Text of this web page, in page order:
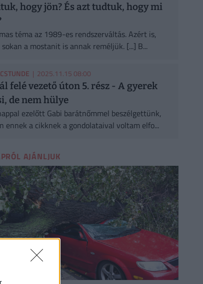
hogy jön? És azt tudtuk, hogy mi
téma az 1989-es rendszerváltás. Azért is,
a mostanit is annak reméljük. [...] B...
| 2025.11.15 08:00
felé vezető úton 5. rész - A gyerek
de nem hülye
ezelőtt Gabi barátnőmmel beszélgettünk,
ennek a cikknek a gondolataival voltam elfo...
AJÁNLJUK